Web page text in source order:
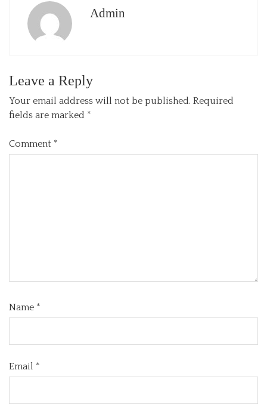
Admin
Leave a Reply
Your email address will not be published. Required
fields are marked *
Comment *
Name *
Email *